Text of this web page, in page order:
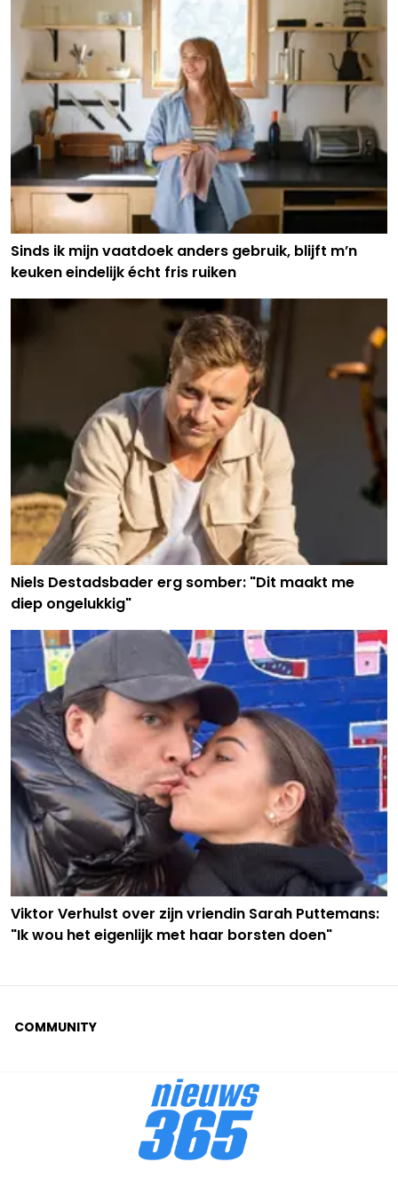
Sinds ik mijn vaatdoek anders gebruik, blijft m’n
keuken eindelijk écht fris ruiken
Niels Destadsbader erg somber: "Dit maakt me
diep ongelukkig"
Viktor Verhulst over zijn vriendin Sarah Puttemans:
"Ik wou het eigenlijk met haar borsten doen"
COMMUNITY